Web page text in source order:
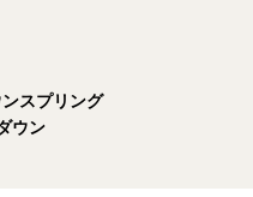
スプリング
ウン